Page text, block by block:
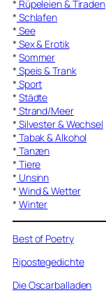
* Rüpeleien & Tiraden
* Schlafen
* See
* Sex & Erotik
* Sommer
* Speis & Trank
* Sport
* Städte
* Strand/Meer
* Silvester & Wechsel
* Tabak & Alkohol
* Tanzen
* Tiere
* Unsinn
* Wind & Wetter
* Winter
Best of Poetry
Ripostegedichte
Die Oscarballaden